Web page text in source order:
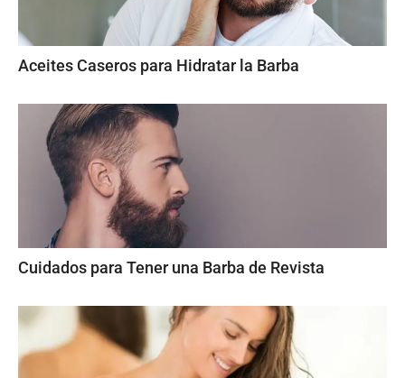
Aceites Caseros para Hidratar la Barba
Cuidados para Tener una Barba de Revista